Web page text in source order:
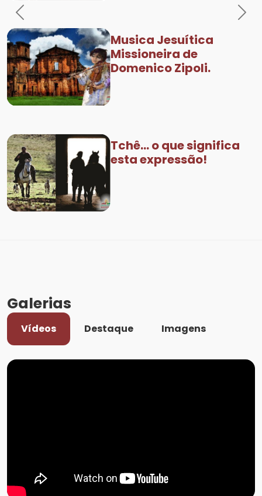
Musica Jesuítica
Missioneira de
Domenico Zipoli.
Tchê... o que significa
esta expressão!
Previous Next
Galerias
Vídeos Destaque Imagens